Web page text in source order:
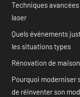
Techniques
laser
Quels événements
les situations types
Rénovation de
Pourquoi moderniser
de réinventer son